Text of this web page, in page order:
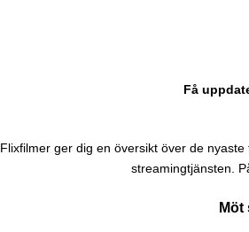
Få
Flixfilmer ger dig en översikt över de
streamingtjänsten.